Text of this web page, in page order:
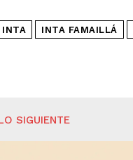
INTA INTA FAMAILLÁ
SIGUIENTE